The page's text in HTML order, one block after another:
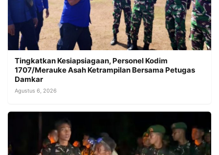
Tingkatkan Kesiapsiagaan, Personel Kodim
1707/Merauke Asah Ketrampilan Bersama Petugas
Damkar
Agustus 6, 2026